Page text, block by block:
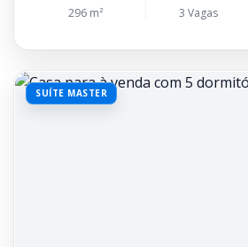
296 m² 3 Vagas
SUÍTE MASTER